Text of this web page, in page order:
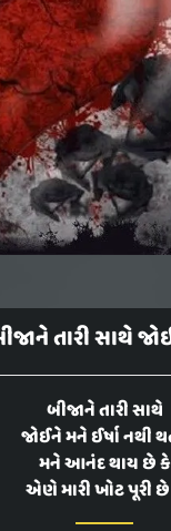
તારી સાથે
બીજાને તારી સાથે
જોઈને મને ઈર્ષા નથી
મને આનંદ થાય છે કે
એણે મારી ખોટ પૂરી